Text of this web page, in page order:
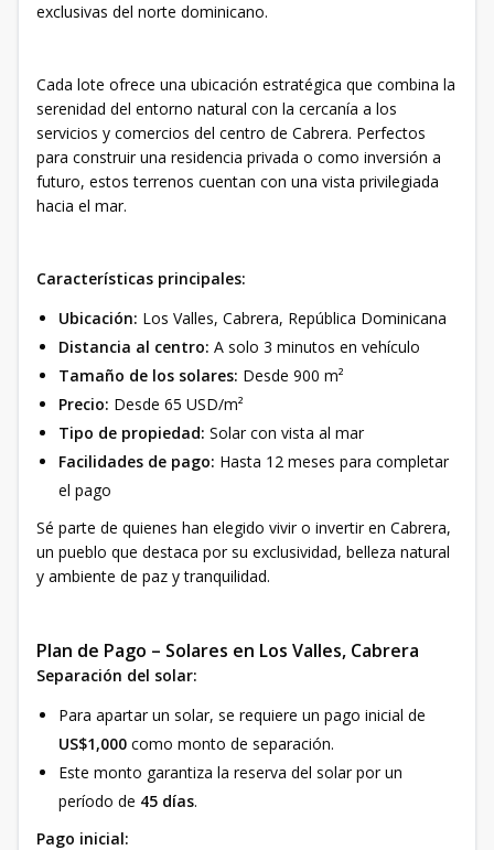
exclusivas del norte dominicano.
Cada lote ofrece una ubicación estratégica que combina la
serenidad del entorno natural con la cercanía a los
servicios y comercios del centro de Cabrera. Perfectos
para construir una residencia privada o como inversión a
futuro, estos terrenos cuentan con una vista privilegiada
hacia el mar.
Características principales:
Ubicación: Los Valles, Cabrera, República Dominicana
Distancia al centro: A solo 3 minutos en vehículo
Tamaño de los solares: Desde 900 m²
Precio: Desde 65 USD/m²
Tipo de propiedad: Solar con vista al mar
Facilidades de pago: Hasta 12 meses para completar
el pago
Sé parte de quienes han elegido vivir o invertir en Cabrera,
un pueblo que destaca por su exclusividad, belleza natural
y ambiente de paz y tranquilidad.
Plan de Pago – Solares en Los Valles, Cabrera
Separación del solar:
Para apartar un solar, se requiere un pago inicial de
US$1,000 como monto de separación.
Este monto garantiza la reserva del solar por un
período de 45 días.
Pago inicial: